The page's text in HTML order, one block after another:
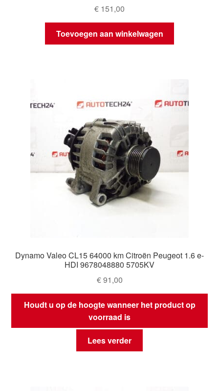
€ 151,00
Toevoegen aan winkelwagen
Dynamo Valeo CL15 64000 km Citroën Peugeot 1.6 e-
HDI 9678048880 5705KV
€91,00
Houdt u op de hoogte wanneer het product op
voorraad is
Lees verder